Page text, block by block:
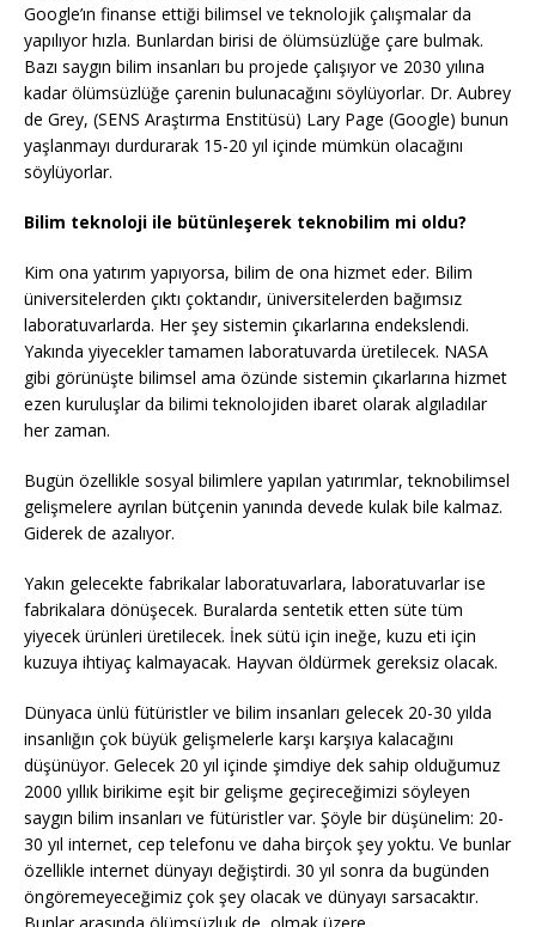
Google’ın finanse ettiği bilimsel ve teknolojik çalışmalar da
yapılıyor hızla. Bunlardan birisi de ölümsüzlüğe çare bulmak.
Bazı saygın bilim insanları bu projede çalışıyor ve 2030 yılına
kadar ölümsüzlüğe çarenin bulunacağını söylüyorlar. Dr. Aubrey
de Grey, (SENS Araştırma Enstitüsü) Lary Page (Google) bunun
yaşlanmayı durdurarak 15-20 yıl içinde mümkün olacağını
söylüyorlar.
Bilim teknoloji ile bütünleşerek teknobilim mi oldu?
Kim ona yatırım yapıyorsa, bilim de ona hizmet eder. Bilim
üniversitelerden çıktı çoktandır, üniversitelerden bağımsız
laboratuvarlarda. Her şey sistemin çıkarlarına endekslendi.
Yakında yiyecekler tamamen laboratuvarda üretilecek. NASA
gibi görünüşte bilimsel ama özünde sistemin çıkarlarına hizmet
ezen kuruluşlar da bilimi teknolojiden ibaret olarak algıladılar
her zaman.
Bugün özellikle sosyal bilimlere yapılan yatırımlar, teknobilimsel
gelişmelere ayrılan bütçenin yanında devede kulak bile kalmaz.
Giderek de azalıyor.
Yakın gelecekte fabrikalar laboratuvarlara, laboratuvarlar ise
fabrikalara dönüşecek. Buralarda sentetik etten süte tüm
yiyecek ürünleri üretilecek. İnek sütü için ineğe, kuzu eti için
kuzuya ihtiyaç kalmayacak. Hayvan öldürmek gereksiz olacak.
Dünyaca ünlü fütüristler ve bilim insanları gelecek 20-30 yılda
insanlığın çok büyük gelişmelerle karşı karşıya kalacağını
düşünüyor. Gelecek 20 yıl içinde şimdiye dek sahip olduğumuz
2000 yıllık birikime eşit bir gelişme geçireceğimizi söyleyen
saygın bilim insanları ve fütüristler var. Şöyle bir düşünelim: 20-
30 yıl internet, cep telefonu ve daha birçok şey yoktu. Ve bunlar
özellikle internet dünyayı değiştirdi. 30 yıl sonra da bugünden
öngöremeyeceğimiz çok şey olacak ve dünyayı sarsacaktır.